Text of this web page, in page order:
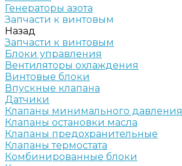
Генераторы азота
Запчасти к винтовым
Назад
Запчасти к винтовым
Блоки управления
Вентиляторы охлаждения
Винтовые блоки
Впускные клапана
Датчики
Клапаны минимального давления
Клапаны остановки масла
Клапаны предохранительные
Клапаны термостата
Комбинированные блоки